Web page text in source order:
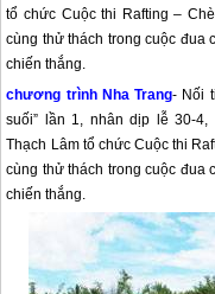
tổ chức Cuộc thi Rafting –
cùng thử thách trong cuộc đua
chiến thắng.
chương trình Nha Trang- Nối
suối” lần 1, nhân dịp lễ 30-
Thạch Lâm tổ chức Cuộc thi
cùng thử thách trong cuộc đua
chiến thắng.